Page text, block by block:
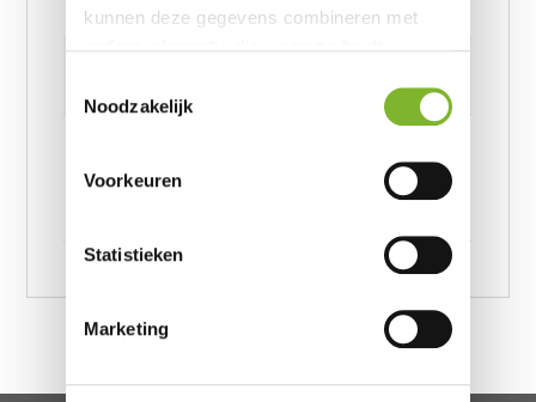
kunnen deze gegevens combineren met
basis van uw gebruik van hun services.
Noodzakelijk
Voorkeuren
Statistieken
Marketing
62390656 kg
I Love Paris Pink 140 x 220, I Love Paris Pink 200 x
220, I Love Paris Pink 240 x 220, I Love Paris Pink